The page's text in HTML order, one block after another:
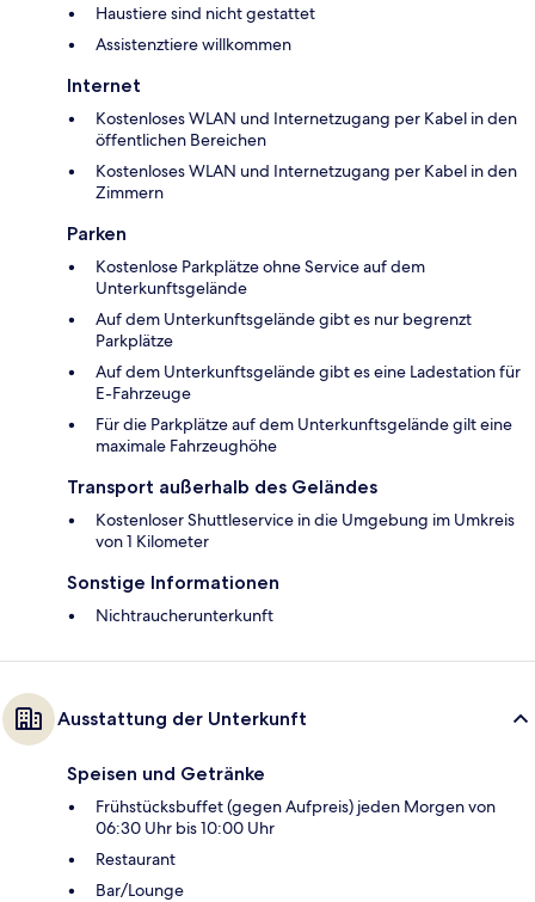
Haustiere sind nicht gestattet
Assistenztiere willkommen
Internet
Kostenloses WLAN und Internetzugang per Kabel in den
öffentlichen Bereichen
Kostenloses WLAN und Internetzugang per Kabel in den
Zimmern
Parken
Kostenlose Parkplätze ohne Service auf dem
Unterkunftsgelände
Auf dem Unterkunftsgelände gibt es nur begrenzt
Parkplätze
Auf dem Unterkunftsgelände gibt es eine Ladestation für
E-Fahrzeuge
Für die Parkplätze auf dem Unterkunftsgelände gilt eine
maximale Fahrzeughöhe
Transport außerhalb des Geländes
Kostenloser Shuttleservice in die Umgebung im Umkreis
von 1 Kilometer
Sonstige Informationen
Nichtraucherunterkunft
Ausstattung der Unterkunft
Speisen und Getränke
Frühstücksbuffet (gegen Aufpreis) jeden Morgen von
06:30 Uhr bis 10:00 Uhr
Restaurant
Bar/Lounge